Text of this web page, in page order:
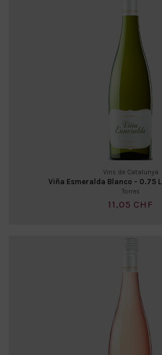
Vins de Catalunya
Viña Esmeralda Blanco - 0.75
Torres
11,05 CHF